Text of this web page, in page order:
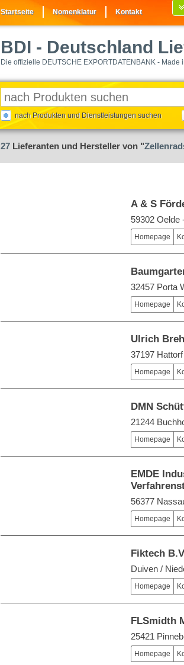
Startseite Nomenklatur Kontakt
BDI - Deutschland
Die offizielle DEUTSCHE EXPORTDATENBANK - Made
nach Produkten und Dienstleistungen suchen
27 Lieferanten und Hersteller von "
A & S
59302 Oelde
Homepage
32457 Porta
Homepage
Ulrich
37197 Hattorf
Homepage
DMN
21244
Homepage
EMDE
56377
Homepage
Fiktech
Duiven /
Homepage
FLSmidth
25421
Homepage